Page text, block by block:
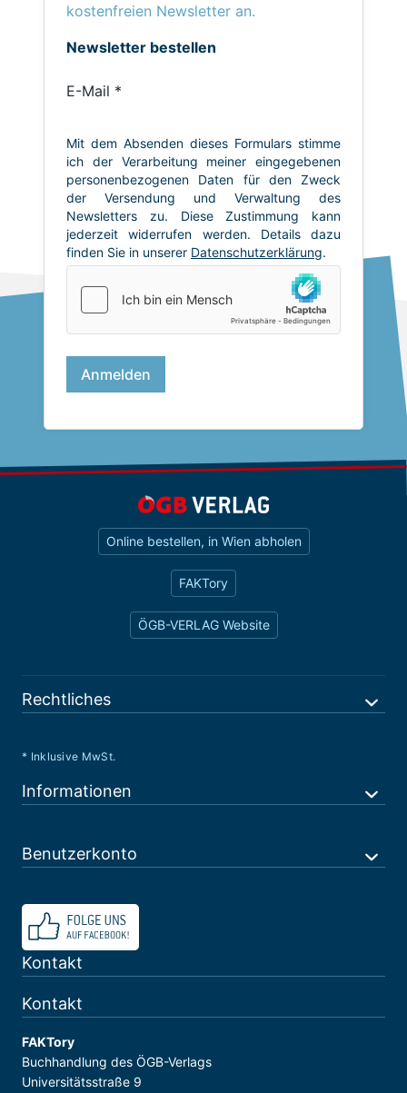
kostenfreien Newsletter an.
Online bestellen, in Wien abholen
FAKTory
ÖGB-VERLAG Website
Rechtliches
* Inklusive MwSt.
Informationen
Benutzerkonto
Kontakt
Kontakt
FAKTory
Buchhandlung des ÖGB-Verlags
Universitätsstraße 9